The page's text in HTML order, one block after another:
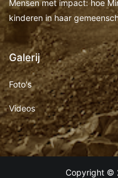
Mensen met impact: hoe
kinderen in haar
Galerij
Foto's
Videos
Copyright ©